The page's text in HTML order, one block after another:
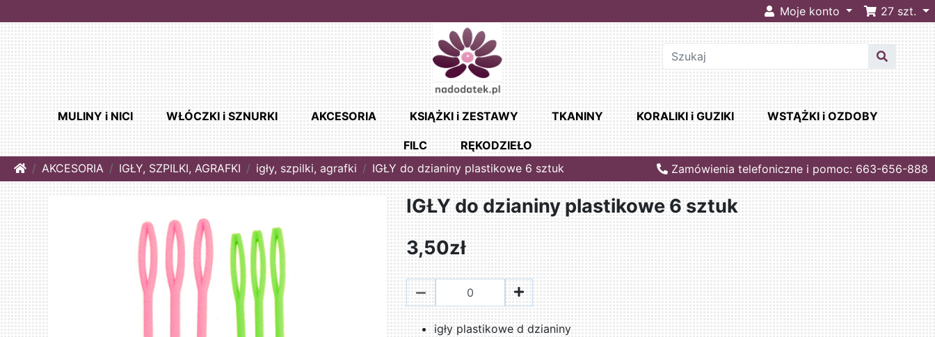
Moje konto 27 szt.
MULINY i NICI WŁÓCZKI i SZNURKI AKCESORIA KSIĄŻKI i ZESTAWY TKANINY KORALIKI i GUZIKI WSTĄŻKI i OZDOBY
FILC
RĘKODZIEŁO
HomeAKCESORIA IGŁY, SZPILKI, AGRAFKI igły, szpilki, agrafki IGŁY do dzianiny plastikowe 6 sztuk Zamówienia telefoniczne i pomoc: 663-656-888
IGŁY do dzianiny plastikowe 6 sztuk
3,50zł
igły plastikowe d dzianiny